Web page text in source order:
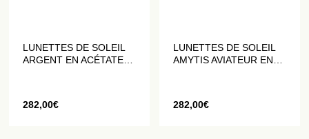
LUNETTES DE SOLEIL
ARGENT EN ACÉTATE
282,00€
LUNETTES DE SOLEIL
AMYTIS AVIATEUR EN
282,00€